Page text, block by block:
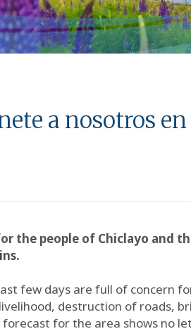
a nosotros
the people of Chiclayo and
few days are full of concern
destruction of roads,
for the area shows no